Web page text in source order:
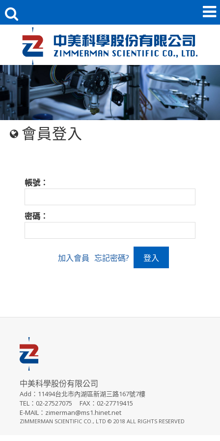
會員登入
帳號：
密碼：
加入會員 忘記密碼?
中美科學股份有限公司
Add：11494台北市內湖區新湖三路167號7樓
TEL：02-27527075 FAX：02-27719415
E-MAIL：zimerman@ms1.hinet.net
ZIMMERMAN SCIENTIFIC CO., LTD © 2018 ALL RIGHTS RESERVED